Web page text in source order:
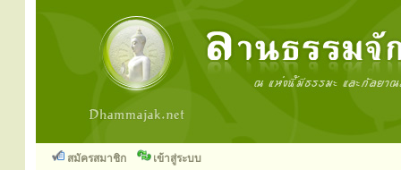
สมัครสมาชิก เข้าสู่ระบบ